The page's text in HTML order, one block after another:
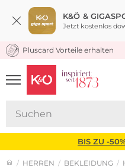
K&Ö &
Jetzt kostenlos
KOSTENLOSER
Pluscard Vorteile erhalten
UNSERE APP
CLICK &
BIS ZU -
HERREN BEKLEIDUNG